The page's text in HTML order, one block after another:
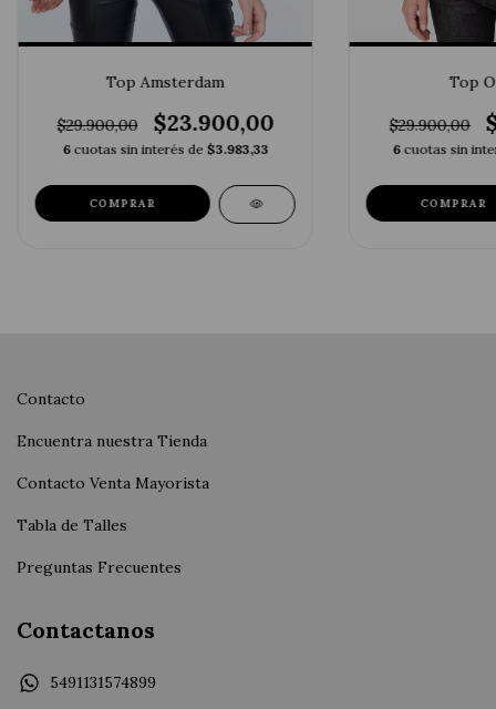
Top Amsterdam
$29.900,00 $23.900,00
6 cuotas sin interés de $3.983,33
COMPRAR
Top
$29.900,00
6 cuotas sin
COMPRAR
Contacto
Encuentra nuestra Tienda
Contacto Venta Mayorista
Tabla de Talles
Preguntas Frecuentes
Contactanos
5491131574899